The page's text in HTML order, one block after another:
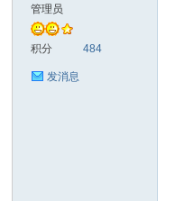
管理员
积分 484
发消息